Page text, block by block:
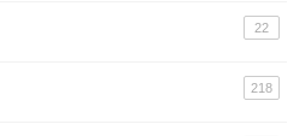
22
218